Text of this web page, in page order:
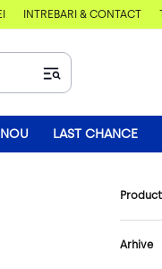
ÎNTREBĂRI & CONTACT
NOU LAST CHANCE
Arhive